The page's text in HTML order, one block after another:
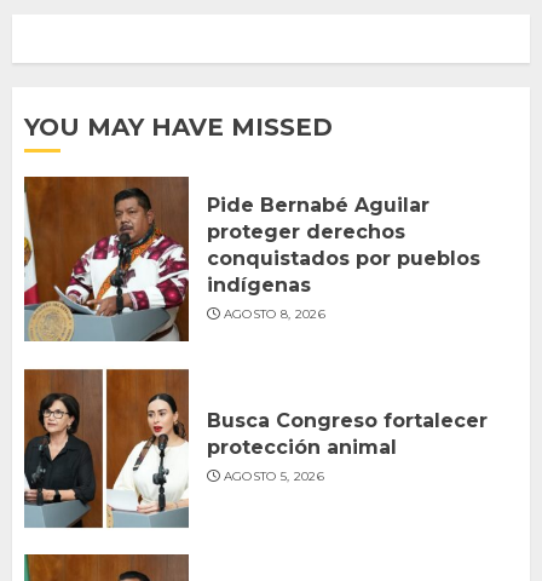
YOU MAY HAVE MISSED
Pide Bernabé Aguilar
proteger derechos
conquistados por pueblos
indígenas
AGOSTO 8, 2026
Busca Congreso fortalecer
protección animal
AGOSTO 5, 2026